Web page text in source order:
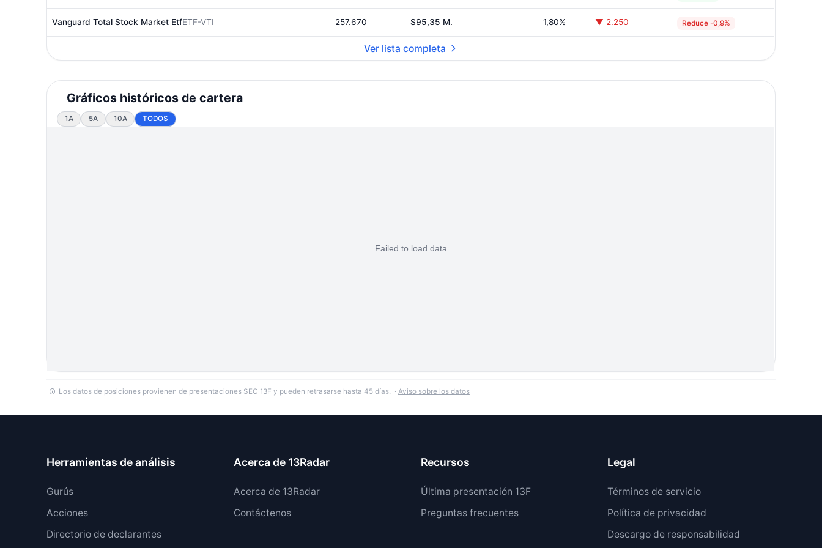
Vanguard Total Stock Market EtfETF-VTI 257.670 $95,35 M. 1,80% ▼ 2.250 Reduce -0,9%
Ver lista completa
Gráficos históricos de cartera
1A 5A 10A TODOS
Los datos de posiciones provienen de presentaciones SEC 13F y pueden retrasarse hasta 45 días. · Aviso sobre los datos
Herramientas de análisis
Gurús
Acciones
Directorio de declarantes
Acerca de 13Radar
Acerca de 13Radar
Contáctenos
Recursos
Última presentación 13F
Preguntas frecuentes
Legal
Términos de servicio
Política de privacidad
Descargo de responsabilidad